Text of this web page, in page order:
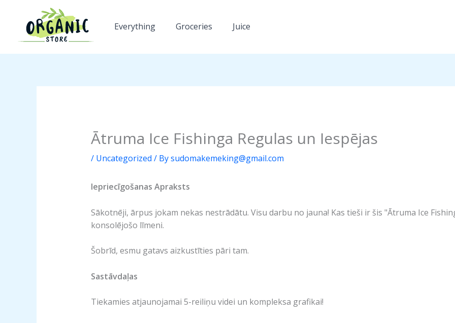
content
Everything Groceries Juice
Ātruma Ice Fishinga Regulas un Iespējas
/ Uncategorized / Bysudomakemeking@gmail.com
Iepriecīgošanas Apraksts
Sākotnēji, ārpus jokam nekas nestrādātu. Visu darbu no jauna! Kas tieši ir šis "Ātruma Ice
konsolējošo līmeni.
Šobrīd, esmu gatavs aizkustīties pāri tam.
Sastāvdaļas
Tiekamies atjaunojamai 5-reiliņu videi un kompleksa grafikai!